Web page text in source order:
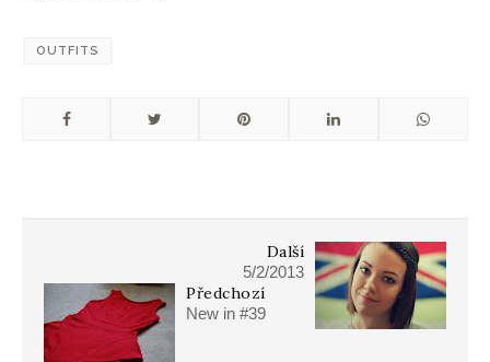
OUTFITS
Další
5/2/2013
Předchozí
New in #39